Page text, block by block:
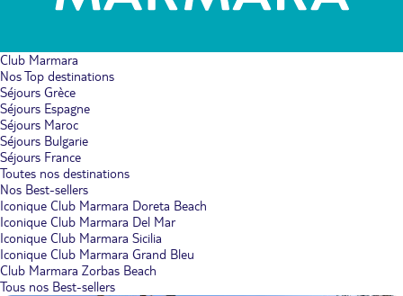
Club Marmara
Nos Top destinations
Séjours Grèce
Séjours Espagne
Séjours Maroc
Séjours Bulgarie
Séjours France
Toutes nos destinations
Nos Best-sellers
Iconique Club Marmara Doreta Beach
Iconique Club Marmara Del Mar
Iconique Club Marmara Sicilia
Iconique Club Marmara Grand Bleu
Club Marmara Zorbas Beach
Tous nos Best-sellers